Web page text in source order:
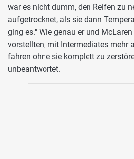
war es nicht dumm, den Reifen zu
aufgetrocknet, als sie dann
ging es." Wie genau er und
vorstellten, mit Intermediates mehr
fahren ohne sie komplett zu
unbeantwortet.